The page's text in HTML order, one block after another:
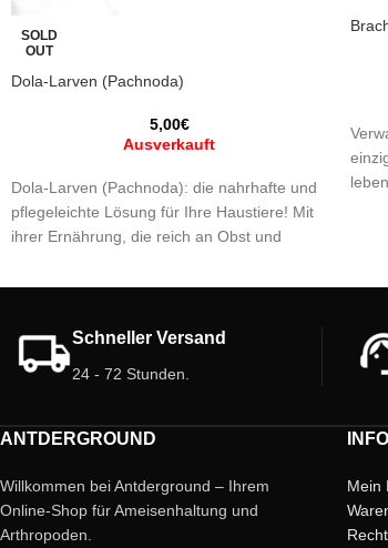
SOLD
OUT
Dola-Larven (Pachnoda)
5,00€
Ausverkauft
Dola-Larven (Pachnoda): die nahrhafte und
pflegeleichte Lösung für Ihre Haustiere! Mit
ihrer Ernährung, die reich an Obst und
Proteinquelle und enthalten praktisch kein
Reptilien und Amphibien. Wählen Sie das
Beste für Ihre Haustiere!
Schneller Versand
24 - 72 Stunden.
ANTDERGROUND
Willkommen bei Antderground – Ihrem
Online-Shop für Ameisenhaltung und
Arthropoden.
Mein